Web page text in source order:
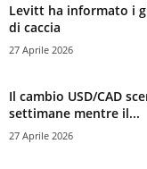
Levitt ha informato i
di caccia
27 Aprile 2026
Il cambio USD/CAD
settimane mentre il...
27 Aprile 2026